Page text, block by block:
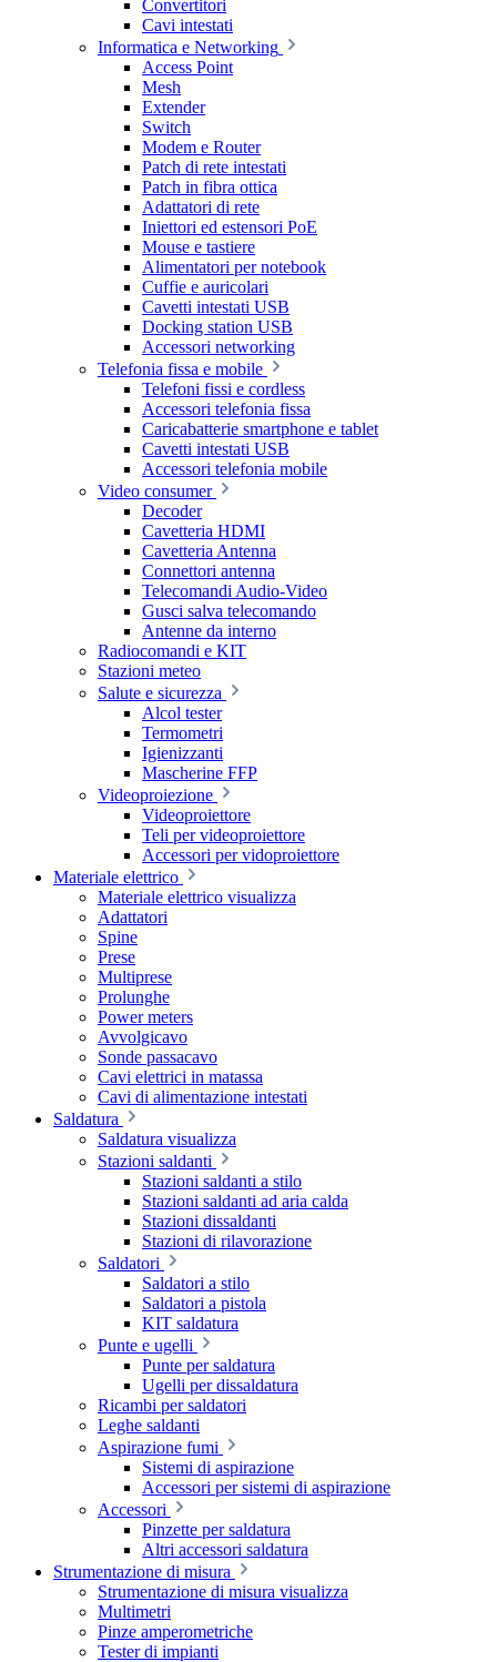
Convertitori
Cavi intestati
Informatica e Networking
Access Point
Mesh
Extender
Switch
Modem e Router
Patch di rete intestati
Patch in fibra ottica
Adattatori di rete
Iniettori ed estensori PoE
Mouse e tastiere
Alimentatori per notebook
Cuffie e auricolari
Cavetti intestati USB
Docking station USB
Accessori networking
Telefonia fissa e mobile
Telefoni fissi e cordless
Accessori telefonia fissa
Caricabatterie smartphone e tablet
Cavetti intestati USB
Accessori telefonia mobile
Video consumer
Decoder
Cavetteria HDMI
Cavetteria Antenna
Connettori antenna
Telecomandi Audio-Video
Gusci salva telecomando
Antenne da interno
Radiocomandi e KIT
Stazioni meteo
Salute e sicurezza
Alcol tester
Termometri
Igienizzanti
Mascherine FFP
Videoproiezione
Videoproiettore
Teli per videoproiettore
Accessori per vidoproiettore
Materiale elettrico
Materiale elettrico visualizza
Adattatori
Spine
Prese
Multiprese
Prolunghe
Power meters
Avvolgicavo
Sonde passacavo
Cavi elettrici in matassa
Cavi di alimentazione intestati
Saldatura
Saldatura visualizza
Stazioni saldanti
Stazioni saldanti a stilo
Stazioni saldanti ad aria calda
Stazioni dissaldanti
Stazioni di rilavorazione
Saldatori
Saldatori a stilo
Saldatori a pistola
KIT saldatura
Punte e ugelli
Punte per saldatura
Ugelli per dissaldatura
Ricambi per saldatori
Leghe saldanti
Aspirazione fumi
Sistemi di aspirazione
Accessori per sistemi di aspirazione
Accessori
Pinzette per saldatura
Altri accessori saldatura
Strumentazione di misura
Strumentazione di misura visualizza
Multimetri
Pinze amperometriche
Tester di impianti